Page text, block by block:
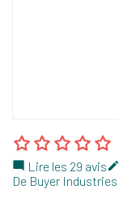
 Lire les 29 avis
De Buyer Industries